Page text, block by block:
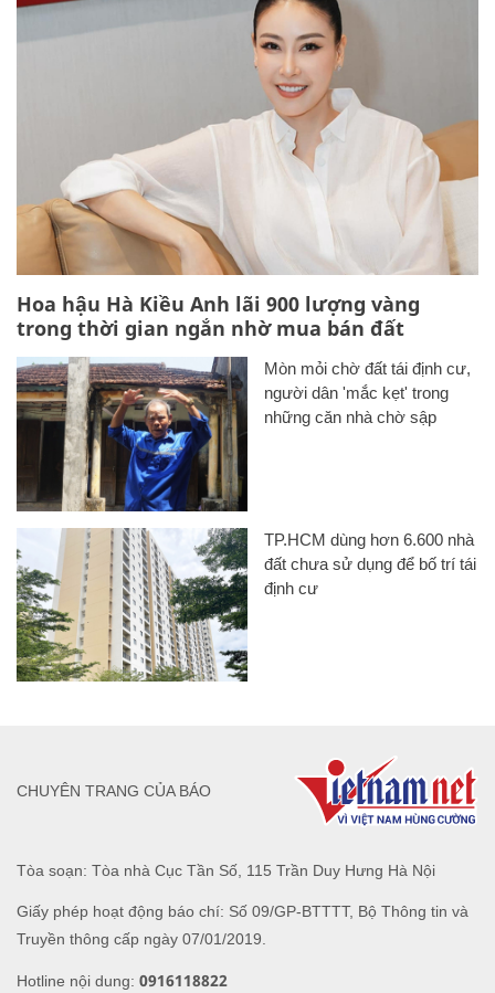
Hoa hậu Hà Kiều Anh lãi 900 lượng vàng
trong thời gian ngắn nhờ mua bán đất
Mòn mỏi chờ đất tái định cư,
người dân 'mắc kẹt' trong
những căn nhà chờ sập
TP.HCM dùng hơn 6.600 nhà
đất chưa sử dụng để bố trí tái
định cư
Tòa soạn: Tòa nhà Cục Tần Số, 115 Trần Duy Hưng Hà Nội
Giấy phép hoạt động báo chí: Số 09/GP-BTTTT, Bộ Thông tin và
Truyền thông cấp ngày 07/01/2019.
Hotline nội dung: 0916118822
CHUYÊN TRANG CỦA BÁO